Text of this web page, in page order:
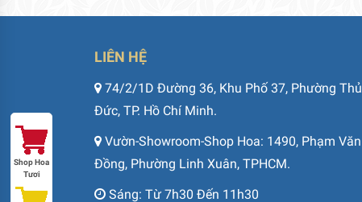
LIÊN HỆ
74/2/1D Đường 36, Khu Phố 37, Phường Thủ
Đức, TP. Hồ Chí Minh.
Vườn-Showroom-Shop Hoa: 1490, Phạm Văn
Đồng, Phường Linh Xuân, TPHCM.
Sáng: Từ 7h30 Đến 11h30
Shop Hoa
Tươi